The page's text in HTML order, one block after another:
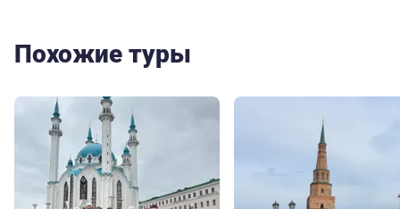
Похожие туры